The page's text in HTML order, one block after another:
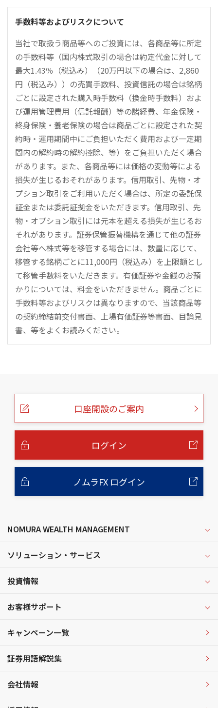
手数料等およびリスクについて
当社で取扱う商品等へのご投資には、各商品等に所定
の手数料等（国内株式取引の場合は約定代金に対して
最大1.43％（税込み）（20万円以下の場合は、2,860
円（税込み））の売買手数料、投資信託の場合は銘柄
ごとに設定された購入時手数料（換金時手数料）およ
び運用管理費用（信託報酬）等の諸経費、年金保険・
終身保険・養老保険の場合は商品ごとに設定された契
約時・運用期間中にご負担いただく費用および一定期
間内の解約時の解約控除、等）をご負担いただく場合
があります。また、各商品等には価格の変動等による
損失が生じるおそれがあります。信用取引、先物・オ
プション取引をご利用いただく場合は、所定の委託保
証金または委託証拠金をいただきます。信用取引、先
物・オプション取引には元本を超える損失が生じるお
それがあります。証券保管振替機構を通じて他の証券
会社等へ株式等を移管する場合には、数量に応じて、
移管する銘柄ごとに11,000円（税込み）を上限額とし
て移管手数料をいただきます。有価証券や金銭のお預
かりについては、料金をいただきません。商品ごとに
手数料等およびリスクは異なりますので、当該商品等
の契約締結前交付書面、上場有価証券等書面、目論見
書、等をよくお読みください。
こ
口座開設のご案内
ログイン
ノムラFX ログイン
NOMURA WEALTH MANAGEMENT
ソリューション・サービス
投資情報
お客様サポート
キャンペーン一覧
証券用語解説集
会社情報